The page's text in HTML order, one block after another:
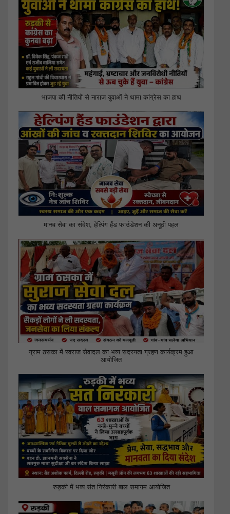
भाजपा की नीतियों से नाराज युवाओं ने थामा कांग्रेस का हाथ
मानव सेवा का संदेश, हेल्पिंग हैंड फाउंडेशन की अनूठी पहल
ग्राम ठसका में स्वराज सेवादल का भव्य सदस्यता ग्रहण कार्यक्रम हुआ
आयोजित
रुड़की में भव्य संत निरंकारी बाल समागम आयोजित